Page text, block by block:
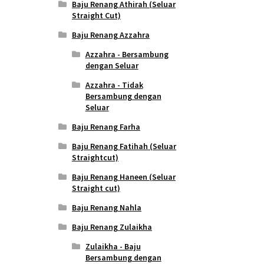
Baju Renang Athirah (Seluar
Straight Cut)
Baju Renang Azzahra
Azzahra - Bersambung
dengan Seluar
Azzahra - Tidak
Bersambung dengan
Seluar
Baju Renang Farha
Baju Renang Fatihah (Seluar
Straightcut)
Baju Renang Haneen (Seluar
Straight cut)
Baju Renang Nahla
Baju Renang Zulaikha
Zulaikha - Baju
Bersambung dengan